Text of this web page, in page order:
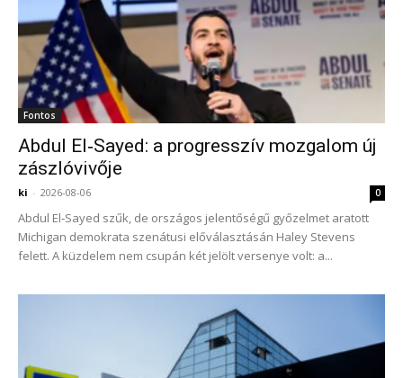
Fontos
Abdul El‑Sayed: a progresszív mozgalom új
zászlóvivője
ki - 2026-08-06 0
Abdul El‑Sayed szűk, de országos jelentőségű győzelmet aratott
Michigan demokrata szenátusi előválasztásán Haley Stevens
felett. A küzdelem nem csupán két jelölt versenye volt: a...